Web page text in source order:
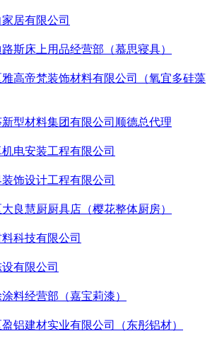
居有限公司
斯床上用品经营部（慕思寝具）
高帝梵装饰材料有限公司（氧宜多硅藻
型材料集团有限公司顺德总代理
电安装工程有限公司
饰设计工程有限公司
良慧厨厨具店（樱花整体厨房）
科技有限公司
有限公司
料经营部（嘉宝莉漆）
铝建材实业有限公司（东彤铝材）